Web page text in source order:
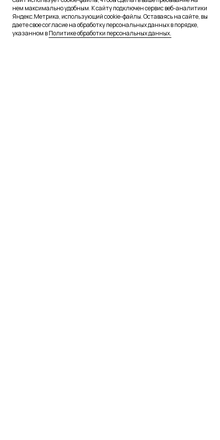
нем максимально удобным. К сайту подключен сервис веб-аналитики
Яндекс.Метрика, использующий cookie-файлы. Оставаясь на сайте, вы
даете свое согласие на обработку персональных данных в порядке,
указанном вПолитике обработки персональных данных.